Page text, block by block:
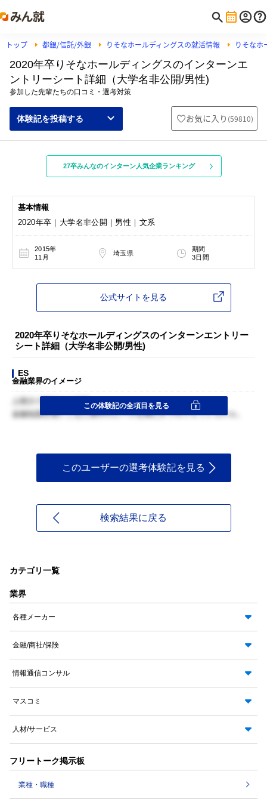
トップ 都銀/信託/外銀 りそなホールディングスの就活情報 りそなホ
2020年卒りそなホールディングスのインターンエ
ントリーシート詳細（大学名非公開/男性)
参加した先輩たちの口コミ・選考対策
体験記を投稿する お気に入り (59810)
27卒みんなのインターン人気企業ランキング
基本情報
2020年卒｜大学名非公開｜男性｜文系
2015年
11月
埼玉県
期間
3日間
公式サイトを見る
2020年卒りそなホールディングスのインターンエントリー
シート詳細（大学名非公開/男性)
ES
金融業界のイメージ
人間力で勝負する世界。
金融知識を使いこなし相手のニーズを満たすプロフェッショナル。
この体験記の全項目を見る
このユーザーの選考体験記を見る
検索結果に戻る
カテゴリ一覧
業界
各種メーカー
金融/商社/保険
情報通信コンサル
マスコミ
人材/サービス
フリートーク掲示板
業種・職種